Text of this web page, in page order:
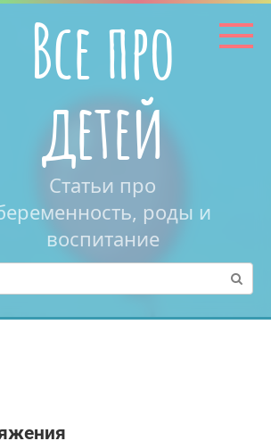
Все про
детей
Статьи про
роды и
воспитание